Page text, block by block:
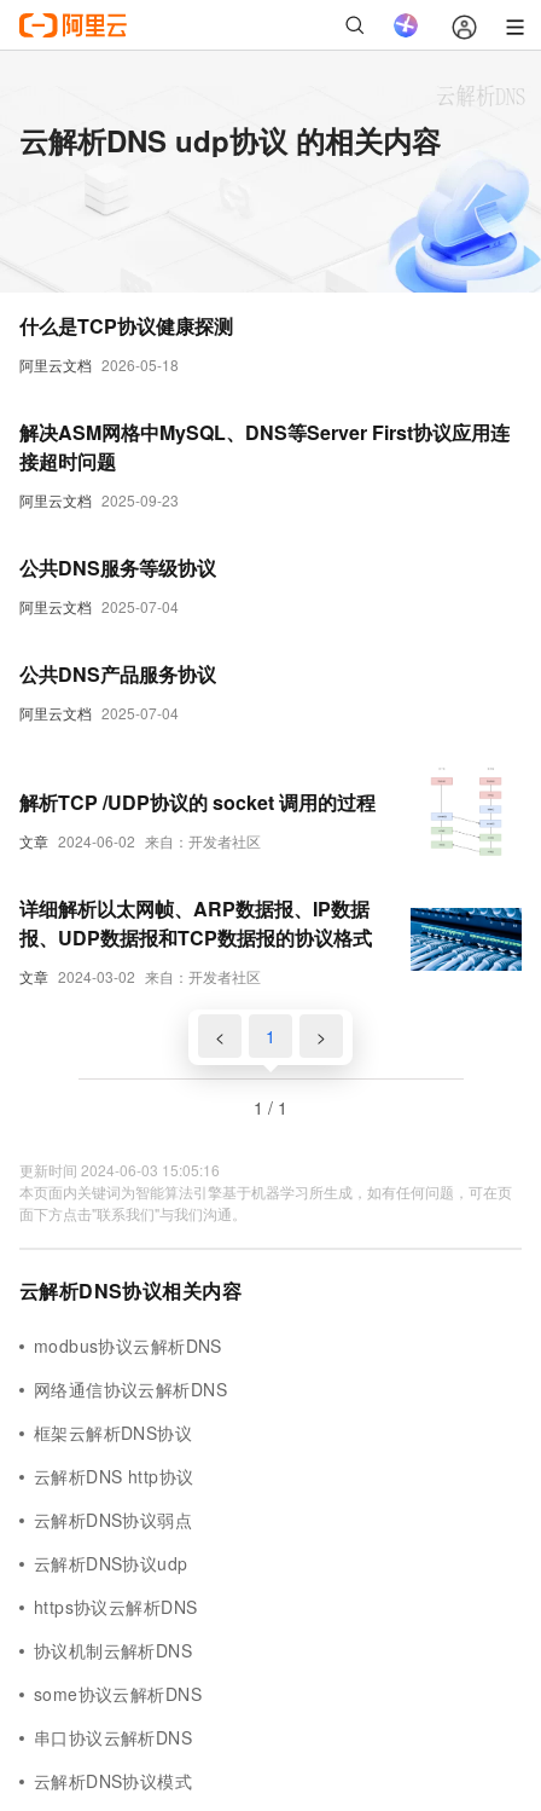
云解析DNS udp协议 的相关内容
阿里云文档 2026-05-18
什么是TCP协议健康探测
阿里云文档 2025-09-23
解决ASM网格中MySQL、DNS等Server First协议应用连
接超时问题
阿里云文档 2025-07-04
公共DNS服务等级协议
阿里云文档 2025-07-04
公共DNS产品服务协议
文章 2024-06-02 来自：开发者社区
解析TCP /UDP协议的 socket 调用的过程
文章 2024-03-02 来自：开发者社区
详细解析以太网帧、ARP数据报、IP数据
报、UDP数据报和TCP数据报的协议格式
< 1 >
1 / 1
更新时间 2024-06-03 15:05:16
本页面内关键词为智能算法引擎基于机器学习所生成，如有任何问题，可在页
面下方点击"联系我们"与我们沟通。
云解析DNS协议相关内容
modbus协议云解析DNS
网络通信协议云解析DNS
框架云解析DNS协议
云解析DNS http协议
云解析DNS协议弱点
云解析DNS协议udp
https协议云解析DNS
协议机制云解析DNS
some协议云解析DNS
串口协议云解析DNS
云解析DNS协议模式